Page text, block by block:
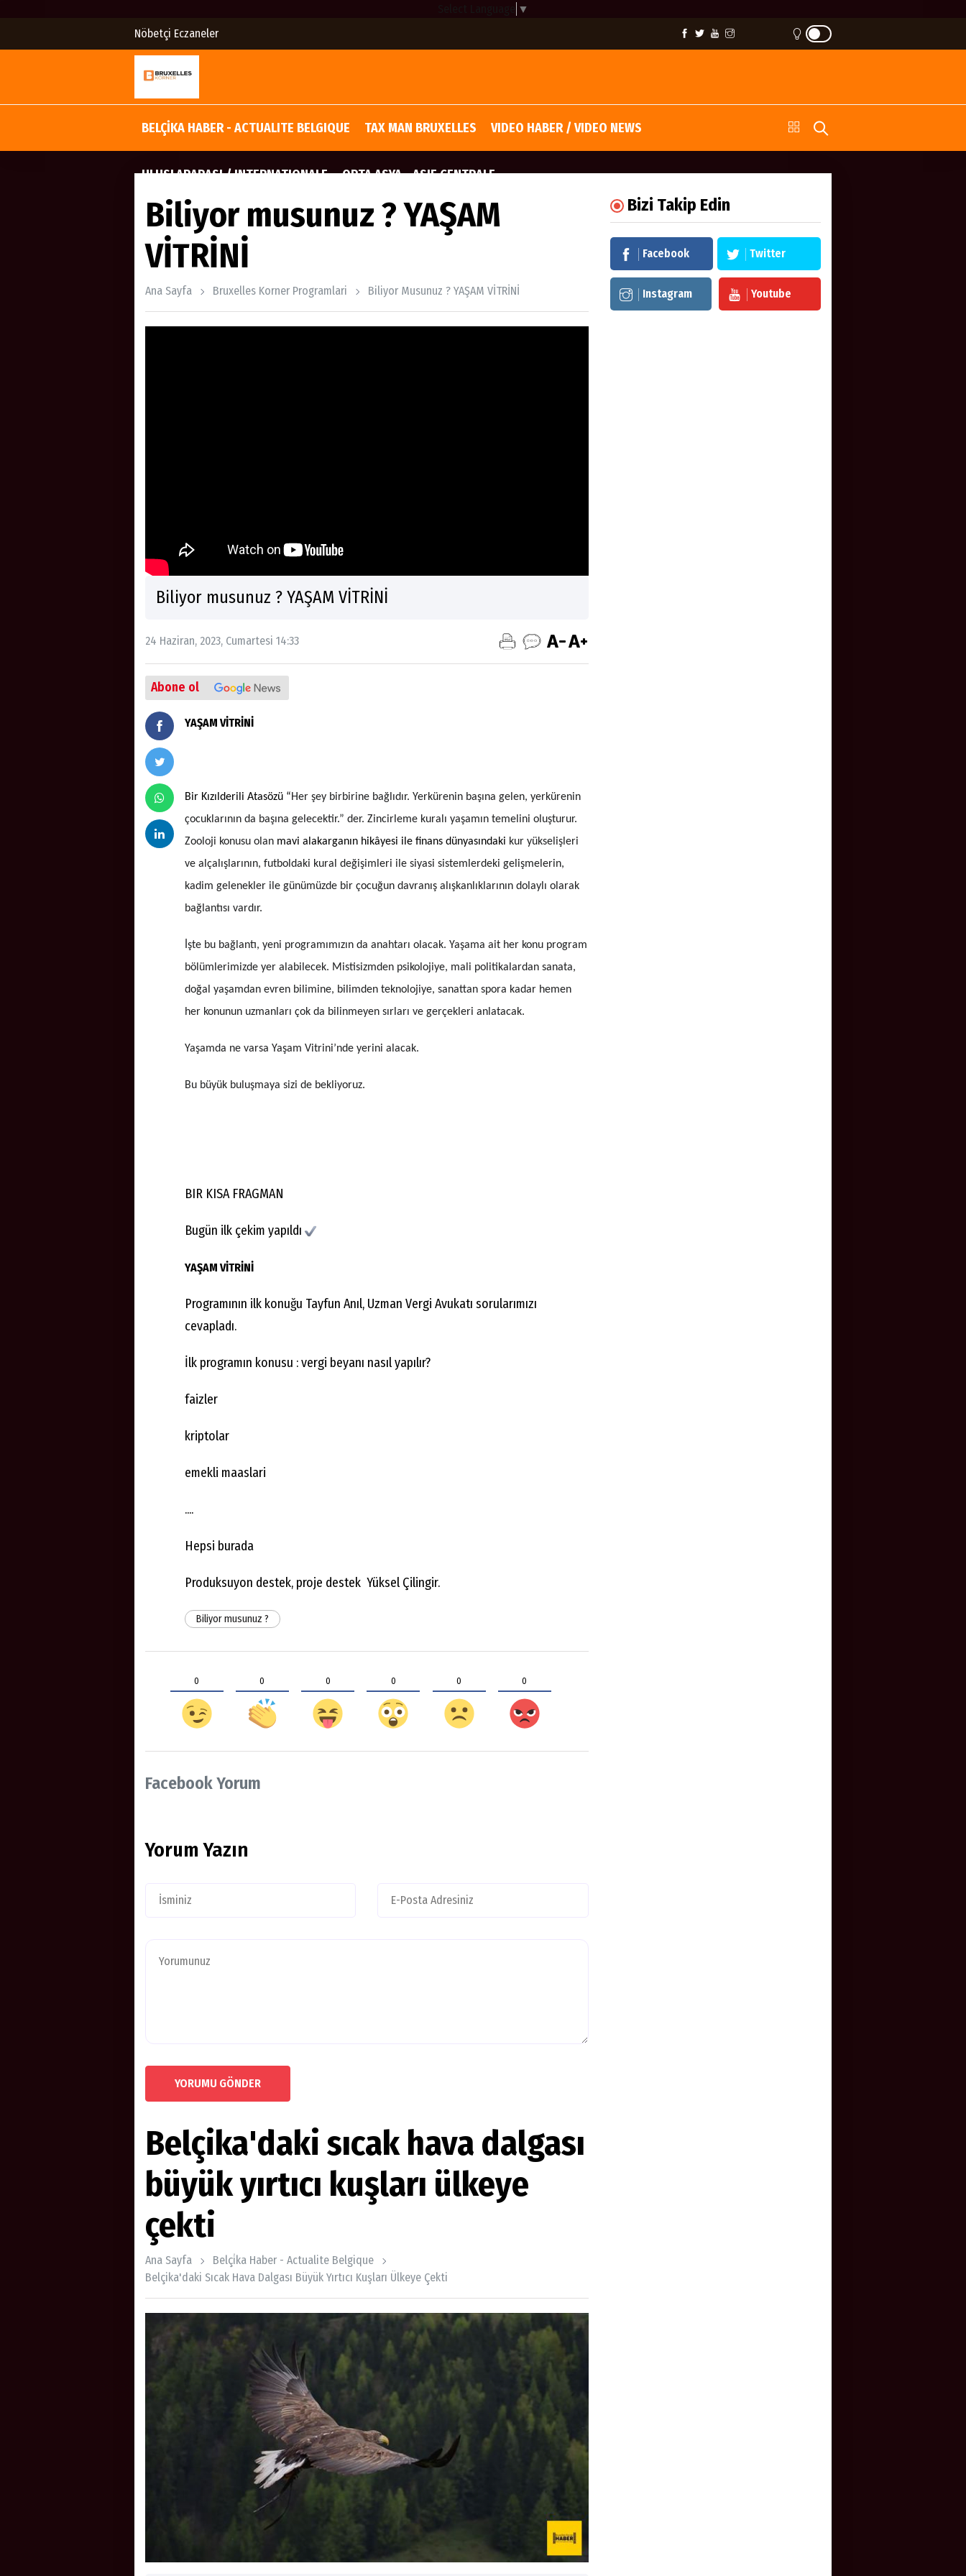
▼
Nöbetçi Eczaneler
BELÇİKA HABER - ACTUALITE BELGIQUE TAX MAN BRUXELLES VIDEO HABER / VIDEO NEWS
ULUSLARARASI / INTERNATIONALE ORTA ASYA - ASIE CENTRALE
Biliyor musunuz ? YAŞAM
VİTRİNİ
Ana Sayfa Bruxelles Korner Programlari Biliyor Musunuz ? YAŞAM VİTRİNİ
Biliyor musunuz ? YAŞAM VİTRİNİ
24 Haziran, 2023, Cumartesi 14:33
Abone ol
YAŞAM VİTRİNİ
Bir Kızılderili Atasözü “Her şey birbirine bağlıdır. Yerkürenin başına gelen, yerkürenin
çocuklarının da başına gelecektir.” der. Zincirleme kuralı yaşamın temelini oluşturur.
Zooloji konusu olan mavi alakarganın hikâyesi ile finans dünyasındaki kur yükselişleri
ve alçalışlarının, futboldaki kural değişimleri ile siyasi sistemlerdeki gelişmelerin,
kadim gelenekler ile günümüzde bir çocuğun davranış alışkanlıklarının dolaylı olarak
bağlantısı vardır.
İşte bu bağlantı, yeni programımızın da anahtarı olacak. Yaşama ait her konu program
bölümlerimizde yer alabilecek. Mistisizmden psikolojiye, mali politikalardan sanata,
doğal yaşamdan evren bilimine, bilimden teknolojiye, sanattan spora kadar hemen
her konunun uzmanları çok da bilinmeyen sırları ve gerçekleri anlatacak.
Yaşamda ne varsa Yaşam Vitrini’nde yerini alacak.
Bu büyük buluşmaya sizi de bekliyoruz.
BIR KISA FRAGMAN
Bugün ilk çekim yapıldı
YAŞAM VİTRİNİ
Programının ilk konuğu Tayfun Anıl, Uzman Vergi Avukatı sorularımızı
cevapladı.
İlk programın konusu : vergi beyanı nasıl yapılır?
faizler
kriptolar
emekli maaslari
....
Hepsi burada
Produksuyon destek, proje destek Yüksel Çilingir.
Biliyor musunuz ?
0 0 0 0 0 0
Facebook Yorum
Yorum Yazın
YORUMU GÖNDER
Belçika'daki sıcak hava dalgası
büyük yırtıcı kuşları ülkeye
çekti
Ana Sayfa
Belçi̇ka Haber - Actualite Belgique
Belçika'daki Sıcak Hava Dalgası Büyük Yırtıcı Kuşları Ülkeye Çekti
Bizi Takip Edin
Facebook Twitter
Instagram Youtube